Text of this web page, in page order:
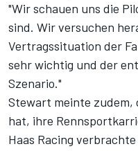
"Wir schauen uns die
sind. Wir versuchen
Vertragssituation der
sehr wichtig und der
Szenario."
Stewart meinte zudem,
hat, ihre
Haas Racing